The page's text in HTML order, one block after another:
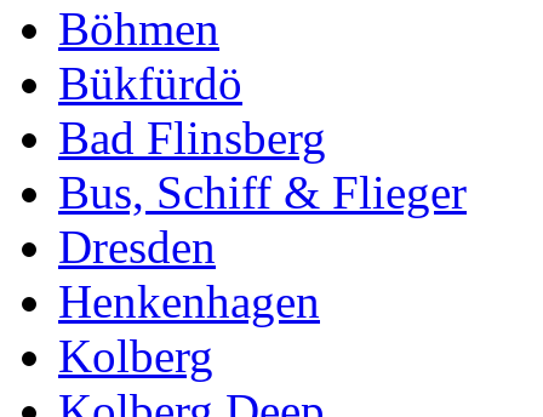
Böhmen
Bükfürdö
Bad Flinsberg
Bus, Schiff & Flieger
Dresden
Henkenhagen
Kolberg